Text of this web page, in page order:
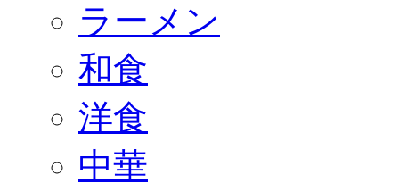
ラーメン
和食
洋食
中華